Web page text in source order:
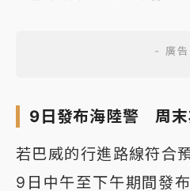
9日發布海陸警 周末
若巴威的行進路線符合
9日中午至下午期間發